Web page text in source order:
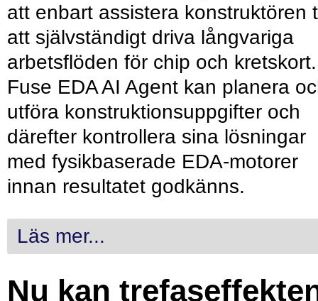
att enbart assistera konstruktören
att självständigt driva långvariga
arbetsflöden för chip och kretskort.
Fuse EDA AI Agent kan planera
utföra konstruktionsuppgifter och
därefter kontrollera sina lösningar
med fysikbaserade EDA-motorer
innan resultatet godkänns.
Läs mer...
Nu kan